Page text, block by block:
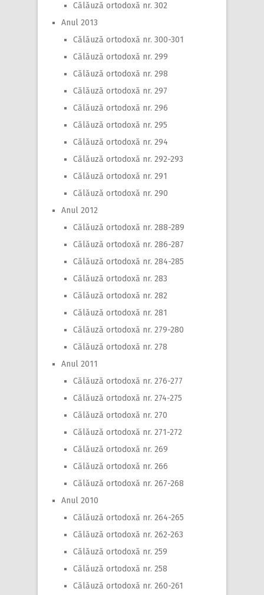
Călăuză ortodoxă nr. 302
Anul 2013
Călăuză ortodoxă nr. 300-301
Călăuză ortodoxă nr. 299
Călăuză ortodoxă nr. 298
Călăuză ortodoxă nr. 297
Călăuză ortodoxă nr. 296
Călăuză ortodoxă nr. 295
Călăuză ortodoxă nr. 294
Călăuză ortodoxă nr. 292-293
Călăuză ortodoxă nr. 291
Călăuză ortodoxă nr. 290
Anul 2012
Călăuză ortodoxă nr. 288-289
Călăuză ortodoxă nr. 286-287
Călăuză ortodoxă nr. 284-285
Călăuză ortodoxă nr. 283
Călăuză ortodoxă nr. 282
Călăuză ortodoxă nr. 281
Călăuză ortodoxă nr. 279-280
Călăuză ortodoxă nr. 278
Anul 2011
Călăuză ortodoxă nr. 276-277
Călăuză ortodoxă nr. 274-275
Călăuză ortodoxă nr. 270
Călăuză ortodoxă nr. 271-272
Călăuză ortodoxă nr. 269
Călăuză ortodoxă nr. 266
Călăuză ortodoxă nr. 267-268
Anul 2010
Călăuză ortodoxă nr. 264-265
Călăuză ortodoxă nr. 262-263
Călăuză ortodoxă nr. 259
Călăuză ortodoxă nr. 258
Călăuză ortodoxă nr. 260-261